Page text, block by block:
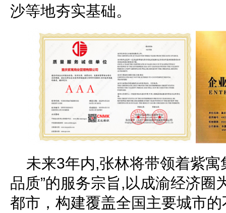
沙等地夯实基础。
未来3年内,张林将带领着紫寓
品质”的服务宗旨,以成渝经济圈
都市，构建覆盖全国主要城市